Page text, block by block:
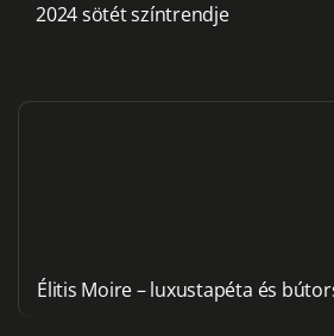
2024 sötét színtrendje
Élitis Moire – luxustapéta és